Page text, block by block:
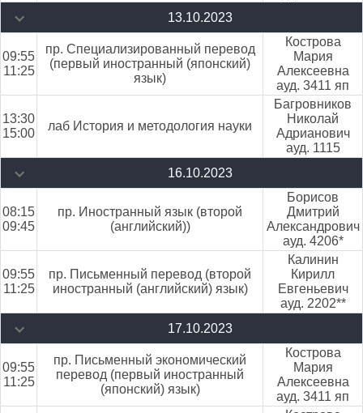
13.10.2023
09:55
11:25
пр. Специализированный перевод
(первый иностранный (японский)
язык)
Кострова
Мария
Алексеевна
ауд. 3411 яп
13:30
15:00
лаб История и методология науки
Багровников
Николай
Адрианович
ауд. 1115
16.10.2023
08:15
09:45
пр. Иностранный язык (второй
(английский))
Борисов
Дмитрий
Александрович
ауд. 4206*
09:55
11:25
пр. Письменный перевод (второй
иностранный (английский) язык)
Калинин
Кирилл
Евгеньевич
ауд. 2202**
17.10.2023
09:55
11:25
пр. Письменный экономический
перевод (первый иностранный
(японский) язык)
Кострова
Мария
Алексеевна
ауд. 3411 яп